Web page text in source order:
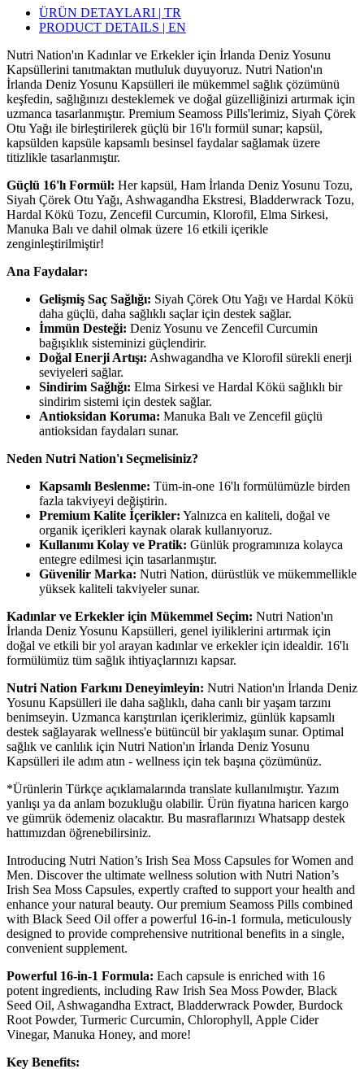
ÜRÜN DETAYLARI | TR
PRODUCT DETAILS | EN
Nutri Nation'ın Kadınlar ve Erkekler için İrlanda Deniz Yosunu
Kapsüllerini tanıtmaktan mutluluk duyuyoruz. Nutri Nation'ın
İrlanda Deniz Yosunu Kapsülleri ile mükemmel sağlık çözümünü
keşfedin, sağlığınızı desteklemek ve doğal güzelliğinizi artırmak için
uzmanca tasarlanmıştır. Premium Seamoss Pills'lerimiz, Siyah Çörek
Otu Yağı ile birleştirilerek güçlü bir 16'lı formül sunar; kapsül,
kapsülden kapsüle kapsamlı besinsel faydalar sağlamak üzere
titizlikle tasarlanmıştır.
Güçlü 16'lı Formül: Her kapsül, Ham İrlanda Deniz Yosunu Tozu,
Siyah Çörek Otu Yağı, Ashwagandha Ekstresi, Bladderwrack Tozu,
Hardal Kökü Tozu, Zencefil Curcumin, Klorofil, Elma Sirkesi,
Manuka Balı ve dahil olmak üzere 16 etkili içerikle
zenginleştirilmiştir!
Ana Faydalar:
Gelişmiş Saç Sağlığı: Siyah Çörek Otu Yağı ve Hardal Kökü
daha güçlü, daha sağlıklı saçlar için destek sağlar.
İmmün Desteği: Deniz Yosunu ve Zencefil Curcumin
bağışıklık sisteminizi güçlendirir.
Doğal Enerji Artışı: Ashwagandha ve Klorofil sürekli enerji
seviyeleri sağlar.
Sindirim Sağlığı: Elma Sirkesi ve Hardal Kökü sağlıklı bir
sindirim sistemi için destek sağlar.
Antioksidan Koruma: Manuka Balı ve Zencefil güçlü
antioksidan faydaları sunar.
Neden Nutri Nation'ı Seçmelisiniz?
Kapsamlı Beslenme: Tüm-in-one 16'lı formülümüzle birden
fazla takviyeyi değiştirin.
Premium Kalite İçerikler: Yalnızca en kaliteli, doğal ve
organik içerikleri kaynak olarak kullanıyoruz.
Kullanımı Kolay ve Pratik: Günlük programınıza kolayca
entegre edilmesi için tasarlanmıştır.
Güvenilir Marka: Nutri Nation, dürüstlük ve mükemmellikle
yüksek kaliteli takviyeler sunar.
Kadınlar ve Erkekler için Mükemmel Seçim: Nutri Nation'ın
İrlanda Deniz Yosunu Kapsülleri, genel iyiliklerini artırmak için
doğal ve etkili bir yol arayan kadınlar ve erkekler için idealdir. 16'lı
formülümüz tüm sağlık ihtiyaçlarınızı kapsar.
Nutri Nation Farkını Deneyimleyin: Nutri Nation'ın İrlanda Deniz
Yosunu Kapsülleri ile daha sağlıklı, daha canlı bir yaşam tarzını
benimseyin. Uzmanca karıştırılan içeriklerimiz, günlük kapsamlı
destek sağlayarak wellness'e bütüncül bir yaklaşım sunar. Optimal
sağlık ve canlılık için Nutri Nation'ın İrlanda Deniz Yosunu
Kapsülleri ile adım atın - wellness için tek başına çözümünüz.
*Ürünlerin Türkçe açıklamalarında translate kullanılmıştır. Yazım
yanlışı ya da anlam bozukluğu olabilir. Ürün fiyatına haricen kargo
ve gümrük ödemeniz olacaktır. Bu masraflarınızı Whatsapp destek
hattımızdan öğrenebilirsiniz.
Introducing Nutri Nation’s Irish Sea Moss Capsules for Women and
Men. Discover the ultimate wellness solution with Nutri Nation’s
Irish Sea Moss Capsules, expertly crafted to support your health and
enhance your natural beauty. Our premium Seamoss Pills combined
with Black Seed Oil offer a powerful 16-in-1 formula, meticulously
designed to provide comprehensive nutritional benefits in a single,
convenient supplement.
Powerful 16-in-1 Formula: Each capsule is enriched with 16
potent ingredients, including Raw Irish Sea Moss Powder, Black
Seed Oil, Ashwagandha Extract, Bladderwrack Powder, Burdock
Root Powder, Turmeric Curcumin, Chlorophyll, Apple Cider
Vinegar, Manuka Honey, and more!
Key Benefits: